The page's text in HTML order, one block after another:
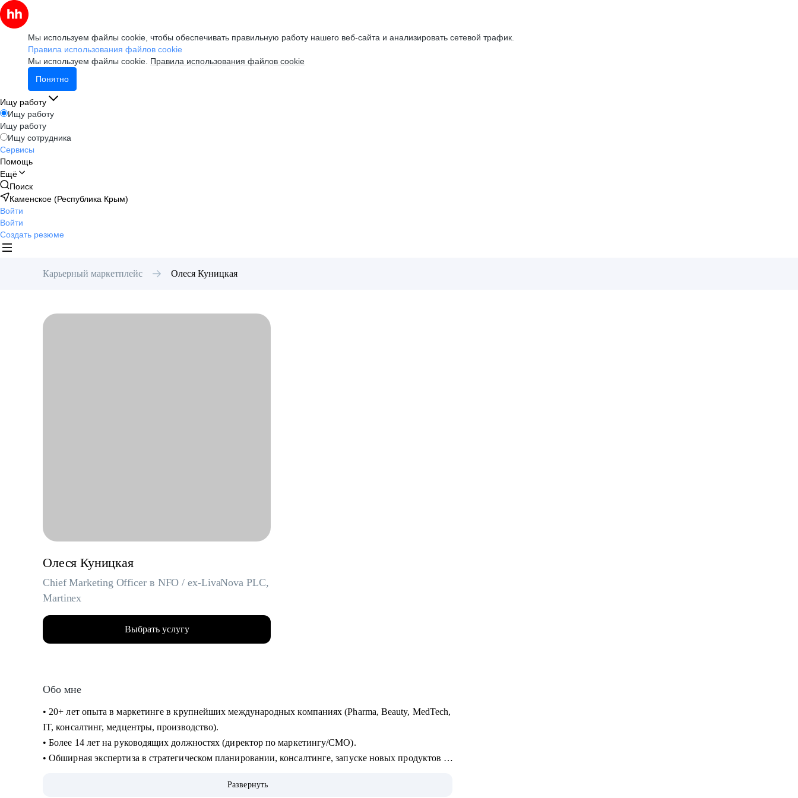
Мы используем файлы cookie, чтобы обеспечивать правильную работу нашего веб-сайта и анализировать сетевой трафик.
Правила использования файлов cookie
Мы используем файлы cookie. Правила использования файлов cookie
Понятно
Ищу работу
Ищу работу
Ищу работу
Ищу сотрудника
Сервисы
Помощь
Ещё
Поиск
Каменское (Республика Крым)
Войти
Войти
Создать резюме
Карьерный маркетплейс Олеся Куницкая
Олеся Куницкая
Chief Marketing Officer в NFO / ex-LivaNova PLC,
Martinex
Выбрать услугу
Обо мне
• 20+ лет опыта в маркетинге в крупнейших международных компаниях (Pharma, Beauty, MedTech,
IT, консалтинг, медцентры, производство).
• Более 14 лет на руководящих должностях (директор по маркетингу/СМО).
• Обширная экспертиза в стратегическом планировании, консалтинге, запуске новых продуктов и
международные. Опыт привлечения инвестиций.
Развернуть